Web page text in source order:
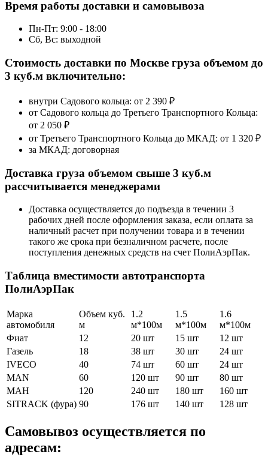
Время работы доставки и самовывоза
Пн-Пт: 9:00 - 18:00
Сб, Вс: выходной
Стоимость доставки по Москве груза объемом до
3 куб.м включительно:
внутри Садового кольца: от 2 390 ₽
от Садового кольца до Третьего Транспортного Кольца:
от 2 050 ₽
от Третьего Транспортного Кольца до МКАД: от 1 320 ₽
за МКАД: договорная
Доставка груза объемом свыше 3 куб.м
рассчитывается менеджерами
Доставка осуществляется до подъезда в течении 3
рабочих дней после оформления заказа, если оплата за
наличный расчет при получении товара и в течении
такого же срока при безналичном расчете, после
поступления денежных средств на счет ПолиАэрПак.
Таблица вместимости автотранспорта
ПолиАэрПак
Марка
автомобиля
Объем куб.
м
1.2
м*100м
1.5
м*100м
1.6
м*100м
Фиат
12 20 шт 15 шт
12 шт
Газель
18 38 шт 30 шт
24 шт
IVECO
40 74 шт 60 шт
24 шт
MAN
60 120 шт 90 шт
80 шт
МАН
120 240 шт 180 шт
160 шт
SITRACK (фура) 90 176 шт 140 шт 128 шт
Самовывоз осуществляется по
адресам: